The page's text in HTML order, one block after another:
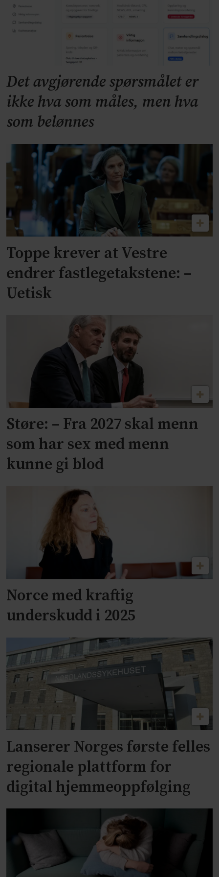
Det avgjørende spørsmålet er
ikke hva som måles, men hva
som belønnes
Toppe krever at Vestre
endrer fastlegetakstene: –
Uetisk
Støre: – Fra 2027 skal menn
som har sex med menn
kunne gi blod
Norce med kraftig
underskudd i 2025
Lanserer Norges første felles
regionale plattform for
digital hjemmeoppfølging